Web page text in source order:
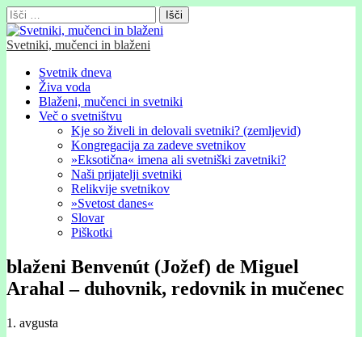
Išči:
Svetniki, mučenci in blaženi
Glavni
meni
Skip
content
Svetnik dneva
Živa voda
Blaženi, mučenci in svetniki
Več o svetništvu
Kje so živeli in delovali svetniki? (zemljevid)
Kongregacija za zadeve svetnikov
»Eksotična« imena ali svetniški zavetniki?
Naši prijatelji svetniki
Relikvije svetnikov
»Svetost danes«
Slovar
Piškotki
blaženi Benvenút (Jožef) de Miguel
Arahal – duhovnik, redovnik in mučenec
1. avgusta